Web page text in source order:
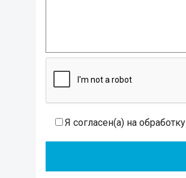
Я согласен(а) на обработку